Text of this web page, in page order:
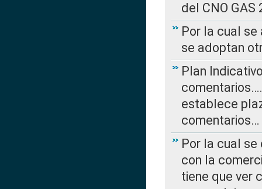
del CNO
Por la cual
se adoptan
Plan
establece
comentarios…
Por la cual
con la
tiene que ver